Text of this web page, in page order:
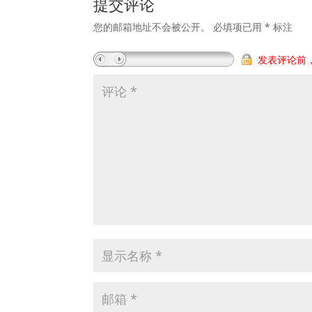
提交评论
您的邮箱地址不会被公开。 必填项已用* 标注
发表评论前